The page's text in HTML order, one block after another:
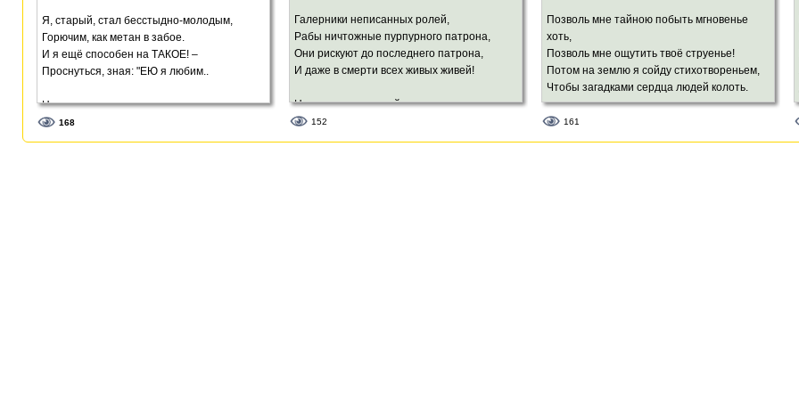
Я, старый, стал бесстыдно-молодым,
Горючим, как метан в забое.
И я ещё способен на ТАКОЕ! –
Проснуться, зная: "ЕЮ я любим..
Но ты – ты в измерении ином
Спешишь, смеёшься, делаешь покупки.
Твой мир мне кажется таким непрочно-
168
Галерники неписанных ролей,
Рабы ничтожные пурпурного патрона,
Они рискуют до последнего патрона,
И даже в смерти всех живых живей!
Наездники гармоний своенравных,
В пародиях вам нет на свете равных.
152
Позволь мне тайною побыть мгновенье
хоть,
Позволь мне ощутить твоё струенье!
Потом на землю я сойду стихотвореньем,
Чтобы загадками сердца людей колоть.
Меня переведут на языки,
161